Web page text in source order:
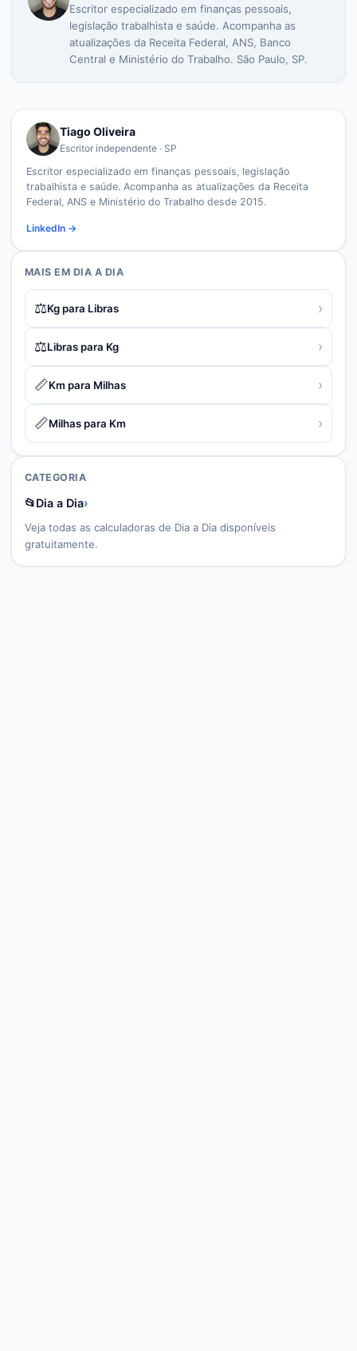
Escritor especializado em finanças pessoais,
legislação trabalhista e saúde. Acompanha as
atualizações da Receita Federal, ANS, Banco
Central e Ministério do Trabalho. São Paulo, SP.
Tiago Oliveira
Escritor independente · SP
Escritor especializado em finanças pessoais, legislação
trabalhista e saúde. Acompanha as atualizações da Receita
Federal, ANS e Ministério do Trabalho desde 2015.
LinkedIn →
MAIS EM DIA A DIA
⚖️Kg para Libras ›
⚖️Libras para Kg ›
📏Km para Milhas ›
📏Milhas para Km ›
CATEGORIA
📂Dia a Dia›
Veja todas as calculadoras de Dia a Dia disponíveis
gratuitamente.